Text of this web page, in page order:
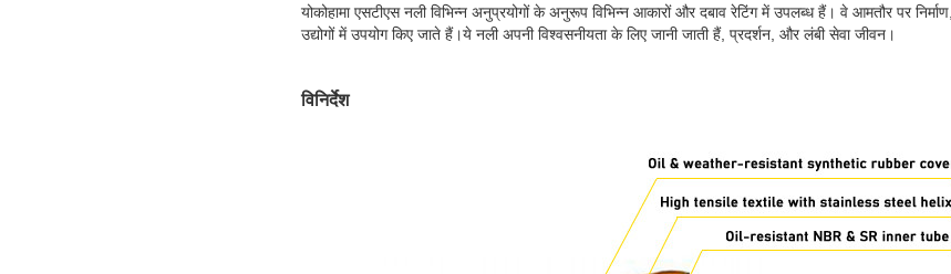
योकोहामा एसटीएस नली विभिन्न अनुप्रयोगों के अनुरूप विभिन्न आकारों और दबाव रेटिंग में उपलब्ध हैं। वे आमतौर पर
उद्योगों में उपयोग किए जाते हैं।ये नली अपनी विश्वसनीयता के लिए जानी जाती हैं, प्रदर्शन, और लंबी सेवा जीवन।
विनिर्देश